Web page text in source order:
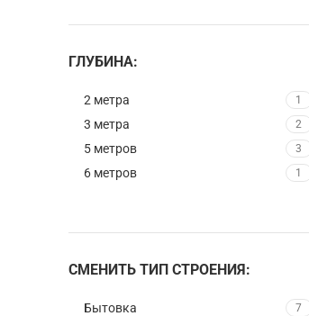
ГЛУБИНА:
2 метрa 1
3 метрa 2
5 метрoв 3
6 метрoв 1
СМЕНИТЬ ТИП СТРОЕНИЯ:
Бытовка 7